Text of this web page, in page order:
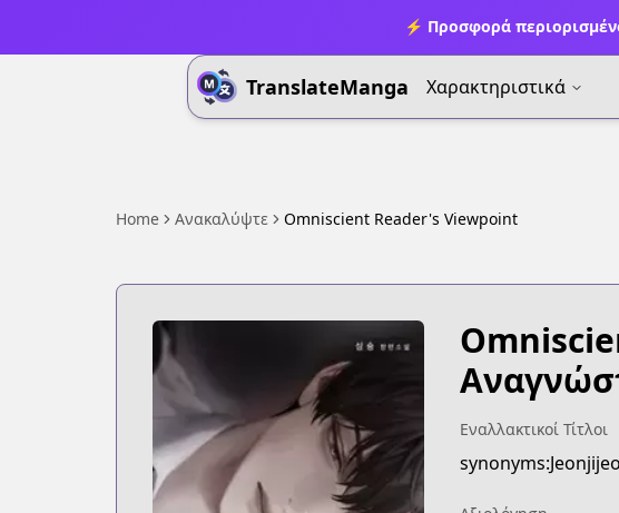
⚡ Προσφορά
TranslateManga Χαρακτηριστικά
Home Ανακαλύψτε Omniscient Reader's Viewpoint
Εναλλακτικοί Τίτλοι